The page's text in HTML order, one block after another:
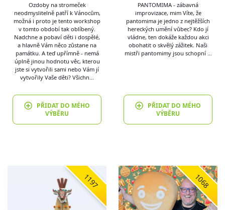
Ozdoby na stromeček
neodmyslitelně patří k Vánocům,
možná i proto je tento workshop
v tomto období tak oblíbený.
Nadchne a pobaví děti i dospělé,
a hlavně Vám něco zůstane na
památku. A teď upřímně - nemá
úplně jinou hodnotu věc, kterou
jste si vytvořili sami nebo Vám jí
vytvořily Vaše děti? Všichn…
PŘIDAT DO MÉHO
VÝBĚRU
PANTOMIMA - zábavná
improvizace, mim Víte, že
pantomima je jedno z nejtěžších
hereckých umění vůbec? Kdo jí
vládne, ten dokáže každou akci
obohatit o skvělý zážitek. Naši
mistři pantomimy jsou schopní …
PŘIDAT DO MÉHO
VÝBĚRU
1197 1068